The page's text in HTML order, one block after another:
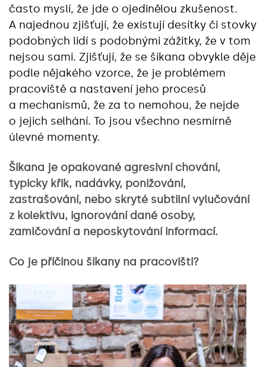
často myslí, že jde o ojedinělou zkušenost.
A najednou zjišťují, že existují desítky či stovky
podobných lidí s podobnými zážitky, že v tom
nejsou sami. Zjišťují, že se šikana obvykle děje
podle nějakého vzorce, že je problémem
pracoviště a nastavení jeho procesů
a mechanismů, že za to nemohou, že nejde
o jejich selhání. To jsou všechno nesmírně
úlevné momenty.
Šikana je opakované agresivní chování,
typicky křik, nadávky, ponižování,
zastrašování, nebo skryté subtilní vylučování
z kolektivu, ignorování dané osoby,
zamlčování a neposkytování informací.
Co je příčinou šikany na pracovišti?